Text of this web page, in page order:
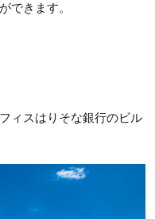
できます。
ィスはりそな銀行のビル